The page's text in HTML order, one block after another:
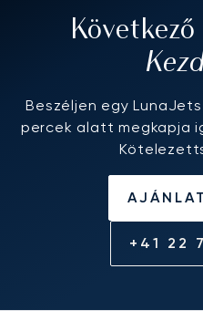
Beszéljen egy
percek alatt megkapja
+41 22